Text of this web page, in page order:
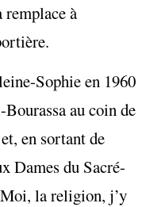
à
Sophie en 1960
au coin de
en sortant de
Dames du Sacré-
la religion, j’y